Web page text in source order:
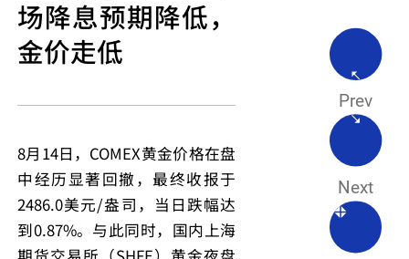
场降息预期降低，
金价走低
8月14日，COMEX黄金价格在盘
中经历显著回撤，最终收报于
2486.0美元/盎司，当日跌幅达
到0.87%。与此同时，国内上海
Prev
Next